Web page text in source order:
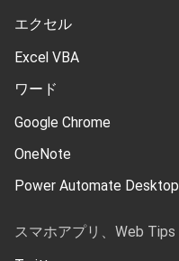
エクセル
Excel VBA
ワード
Google Chrome
OneNote
Power Automate Desktop
スマホアプリ、Web Tips